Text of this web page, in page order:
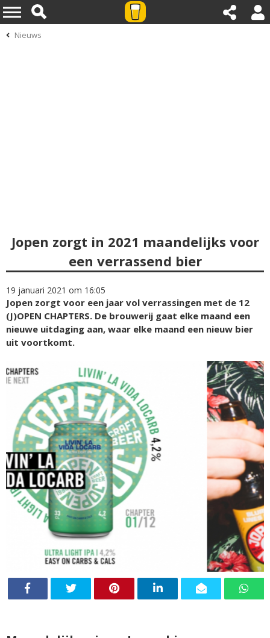
Nieuws
Jopen zorgt in 2021 maandelijks voor
een verrassend bier
19 januari 2021 om 16:05
Jopen zorgt voor een jaar vol verrassingen met de 12
(J)OPEN CHAPTERS. De brouwerij gaat elke maand een
nieuwe uitdaging aan, waar elke maand een nieuw bier
uit voortkomt.